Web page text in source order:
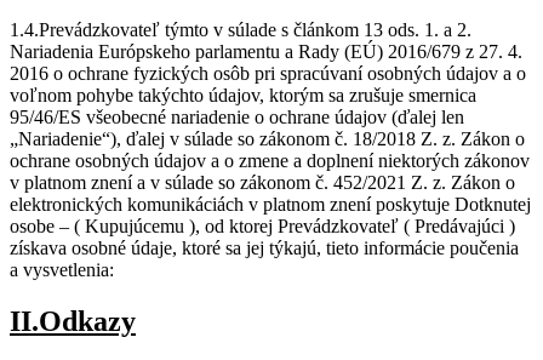
1.4.Prevádzkovateľ týmto v súlade s článkom 13 ods. 1. a 2.
Nariadenia Európskeho parlamentu a Rady (EÚ) 2016/679 z 27. 4.
2016 o ochrane fyzických osôb pri spracúvaní osobných údajov a o
voľnom pohybe takýchto údajov, ktorým sa zrušuje smernica
95/46/ES všeobecné nariadenie o ochrane údajov (ďalej len
„Nariadenie“), ďalej v súlade so zákonom č. 18/2018 Z. z. Zákon o
ochrane osobných údajov a o zmene a doplnení niektorých zákonov
v platnom znení a v súlade so zákonom č. 452/2021 Z. z. Zákon o
elektronických komunikáciách v platnom znení poskytuje Dotknutej
osobe – ( Kupujúcemu ), od ktorej Prevádzkovateľ ( Predávajúci )
získava osobné údaje, ktoré sa jej týkajú, tieto informácie poučenia
a vysvetlenia:
II.Odkazy